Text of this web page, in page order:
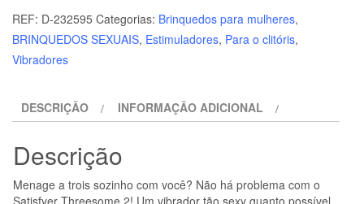
SATISFYER
-
VIBRADOR
PRETO
REF: D-232595 Categorias: Brinquedos para mulheres,
BRINQUEDOS SEXUAIS, Estimuladores, Para o clitóris,
Vibradores
DESCRIÇÃO INFORMAÇÃO ADICIONAL
Descrição
Menage a trois sozinho com você? Não há problema com o
Satisfyer Threesome 2! Um vibrador tão sexy quanto possível